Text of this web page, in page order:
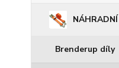
NÁHRADNÍ
Brenderup díly